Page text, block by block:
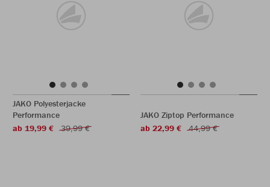
JAKO Polyesterjacke
Performance
ab 19,99 €
39,99 €
JAKO Ziptop Performance
ab 22,99 €
44,99 €